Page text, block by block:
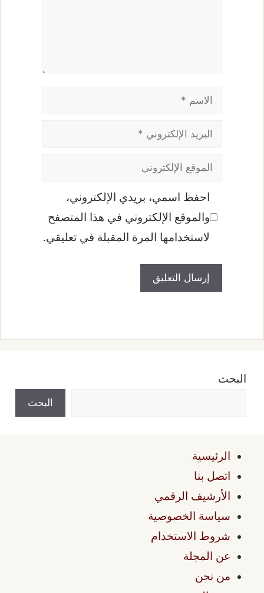
الاسم
البريد
الموقع
احفظ اسمي، بريدي الإلكتروني،
والموقع الإلكتروني في هذا المتصفح
لاستخدامها المرة المقبلة في تعليقي.
البحث
البحث
الرئيسية
اتصل بنا
الأرشيف الرقمي
سياسة الخصوصية
شروط الاستخدام
عن المجلة
من نحن